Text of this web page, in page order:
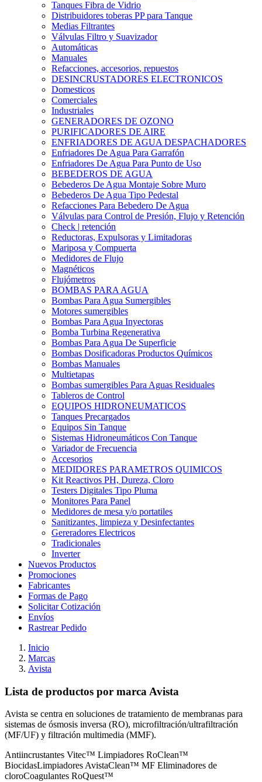
Tanques Fibra de Vidrio
Distribuidores toberas PP para Tanque
Medias Filtrantes
Válvulas Filtro y Suavizador
Automáticas
Manuales
Refacciones, accesorios, repuestos
DESINCRUSTADORES ELECTRONICOS
Domesticos
Comerciales
Industriales
GENERADORES DE OZONO
PURIFICADORES DE AIRE
ENFRIADORES DE AGUA DESPACHADORES
Enfriadores De Agua Para Garrafón
Enfriadores De Agua Para Punto de Uso
BEBEDEROS DE AGUA
Bebederos De Agua Montaje Sobre Muro
Bebederos De Agua Tipo Pedestal
Refacciones Para Bebedero De Agua
Válvulas para Control de Presión, Flujo y Retención
Check | retención
Reductoras, Expulsoras y Limitadoras
Mariposa y Compuerta
Medidores de Flujo
Magnéticos
Flujómetros
BOMBAS PARA AGUA
Bombas Para Agua Sumergibles
Motores sumergibles
Bombas Para Agua Inyectoras
Bomba Turbina Regenerativa
Bombas Para Agua De Superficie
Bombas Dosificadoras Productos Químicos
Bombas Manuales
Multietapas
Bombas sumergibles Para Aguas Residuales
Tableros de Control
EQUIPOS HIDRONEUMATICOS
Tanques Precargados
Equipos Sin Tanque
Sistemas Hidroneumáticos Con Tanque
Variador de Frecuencia
Accesorios
MEDIDORES PARAMETROS QUIMICOS
Kit Reactivos PH, Dureza, Cloro
Testers Digitales Tipo Pluma
Monitores Para Panel
Medidores de mesa y/o portatiles
Sanitizantes, limpieza y Desinfectantes
Gereradores Electricos
Tradicionales
Inverter
Nuevos Productos
Promociones
Fabricantes
Formas de Pago
Solicitar Cotización
Envíos
Rastrear Pedido
Inicio
Marcas
Avista
Lista de productos por marca Avista
Avista se centra en soluciones de tratamiento de membranas para
sistemas de ósmosis inversa (RO), microfiltración/ultrafiltración
(MF/UF) y filtración multimedia (MMF).
Antiincrustantes Vitec™ Limpiadores RoClean™
BiocidasLimpiadores AvistaClean™ MF Eliminadores de
cloroCoagulantes RoQuest™